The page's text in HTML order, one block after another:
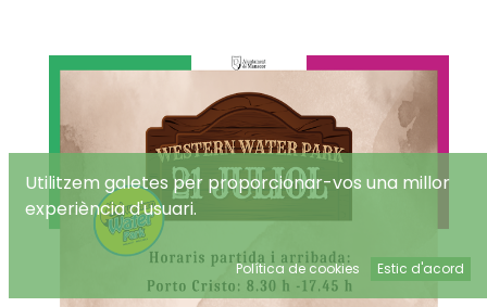
Utilitzem galetes per proporcionar-vos una millor
experiència d'usuari.
Política de cookies Estic d'acord